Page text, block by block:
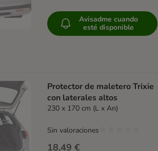
Avisadme cuando
esté disponible
Protector de maletero Trixie
con laterales altos
230 x 170 cm (L x An)
18,49 €
Sin valoraciones